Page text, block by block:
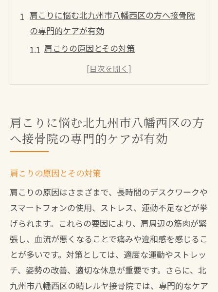
肩こりに悩む北九州市八幡西区の方へ接骨院
の専門的ケアが有効
肩こりの原因とその対策
北九州市八幡西区での肩こり治療の重要
性
的か
肩こりを解消するための生活習慣の見直
し
晴レルヤ接骨院黒崎院で肩こりを解消するた
めのオーダーメイド治療
個別カウンセリングでオーダーメイド治
療を提供
肩こりの症状に合わせた治療計画の作成
生活習慣と体のバランスを考慮した治療
肩こりに悩む北九州市八幡西区の方
へ接骨院の専門的ケアが有効
肩こりの原因とその対策
肩こりの原因はさまざまで、長時間のデスクワークや
スマートフォンの使用、ストレス、運動不足などが挙
げられます。これらの要因により、肩周辺の筋肉が緊
張し、血流が悪くなることで痛みや違和感を感じるこ
とが多いです。対策としては、適度な運動やストレッ
チ、姿勢の改善、適切な休息が重要です。さらに、北
九州市八幡西区の晴レルヤ接骨院では、専門的なケア